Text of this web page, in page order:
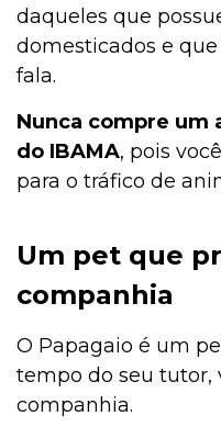
daqueles que
domesticados e
fala.
Nunca compre um
do IBAMA, pois
para o tráfico de
Um pet que
companhia
O Papagaio é um
tempo do seu tutor,
companhia.